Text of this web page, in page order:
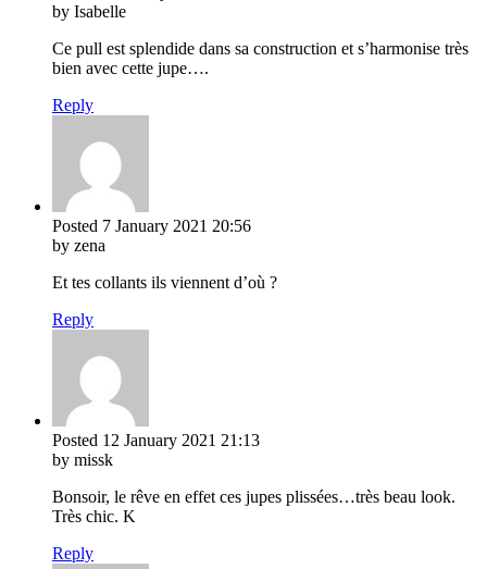
by Isabelle
Ce pull est splendide dans sa construction et s’harmonise très
bien avec cette jupe….
Reply
Posted 7 January 2021 20:56
by zena
Et tes collants ils viennent d’où ?
Reply
Posted 12 January 2021 21:13
by missk
Bonsoir, le rêve en effet ces jupes plissées…très beau look.
Très chic. K
Reply